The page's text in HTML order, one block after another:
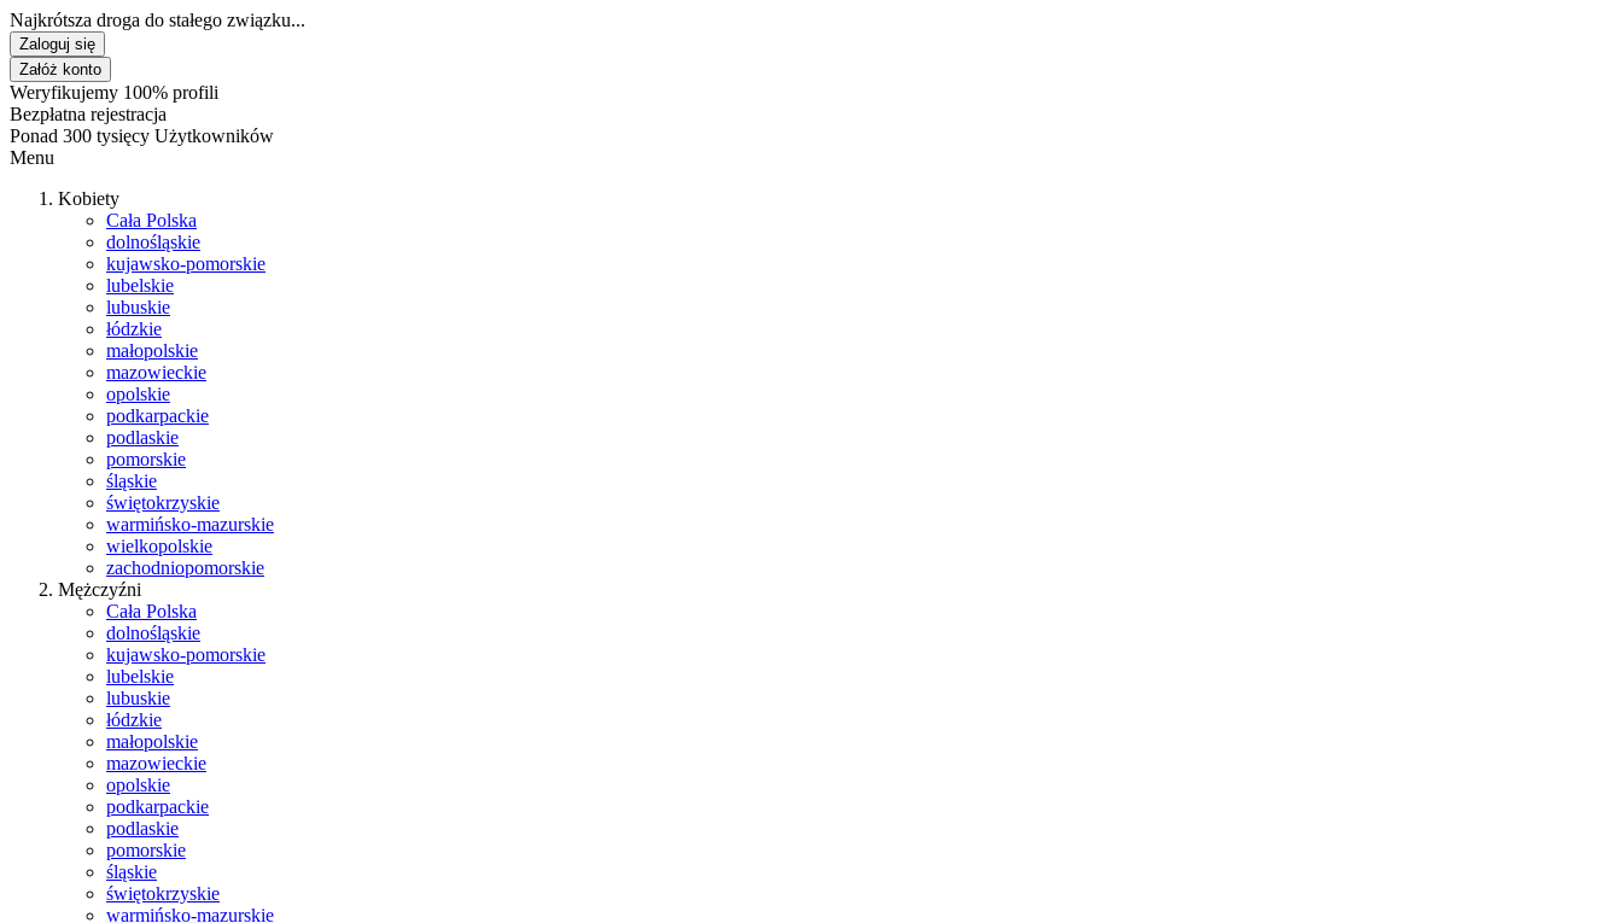
Najkrótsza droga do stałego związku...
Zaloguj się
Załóż konto
Weryfikujemy 100% profili
Bezpłatna rejestracja
Ponad 300 tysięcy Użytkowników
Menu
Kobiety
Cała Polska
dolnośląskie
kujawsko-pomorskie
lubelskie
lubuskie
łódzkie
małopolskie
mazowieckie
opolskie
podkarpackie
podlaskie
pomorskie
śląskie
świętokrzyskie
warmińsko-mazurskie
wielkopolskie
zachodniopomorskie
Mężczyźni
Cała Polska
dolnośląskie
kujawsko-pomorskie
lubelskie
lubuskie
łódzkie
małopolskie
mazowieckie
opolskie
podkarpackie
podlaskie
pomorskie
śląskie
świętokrzyskie
warmińsko-mazurskie